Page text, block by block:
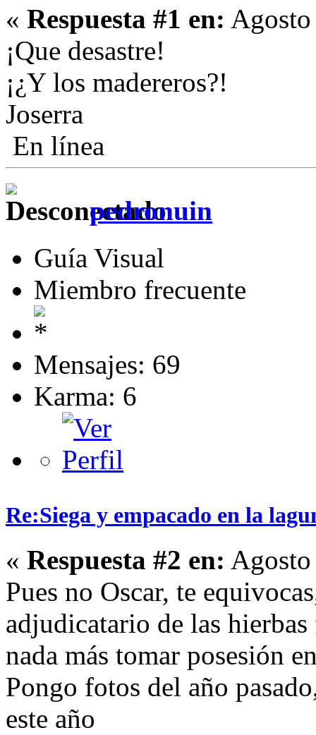
« Respuesta #1 en:
¡Que desastre!
¡¿Y los madereros?!
Joserra
En línea
pedronuin
Guía Visual
Miembro frecuente
Mensajes: 69
Karma: 6
Re:Siega y empacado en la
« Respuesta #2 en:
Pues no Oscar, te
adjudicatario de las
nada más tomar posesión
Pongo fotos del año
este año